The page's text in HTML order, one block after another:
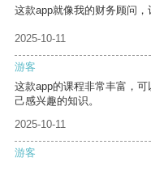
这款app就像我的财务顾问，
2025-10-11
游客
这款app的课程非常丰富，
己感兴趣的知识。
2025-10-11
游客